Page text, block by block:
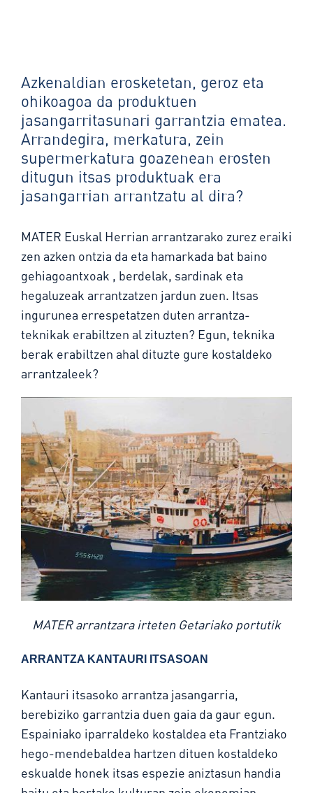
Azkenaldian erosketetan, geroz eta
ohikoagoa da produktuen
jasangarritasunari garrantzia ematea.
Arrandegira, merkatura, zein
supermerkatura goazenean erosten
ditugun itsas produktuak era
jasangarrian arrantzatu al dira?
MATER Euskal Herrian arrantzarako zurez eraiki
zen azken ontzia da eta hamarkada bat baino
gehiagoantxoak , berdelak, sardinak eta
hegaluzeak arrantzatzen jardun zuen. Itsas
ingurunea errespetatzen duten arrantza-
teknikak erabiltzen al zituzten? Egun, teknika
berak erabiltzen ahal dituzte gure kostaldeko
arrantzaleek?
MATER arrantzara irteten Getariako portutik
ARRANTZA KANTAURI ITSASOAN
Kantauri itsasoko arrantza jasangarria,
berebiziko garrantzia duen gaia da gaur egun.
Espainiako iparraldeko kostaldea eta Frantziako
hego-mendebaldea hartzen dituen kostaldeko
eskualde honek itsas espezie aniztasun handia